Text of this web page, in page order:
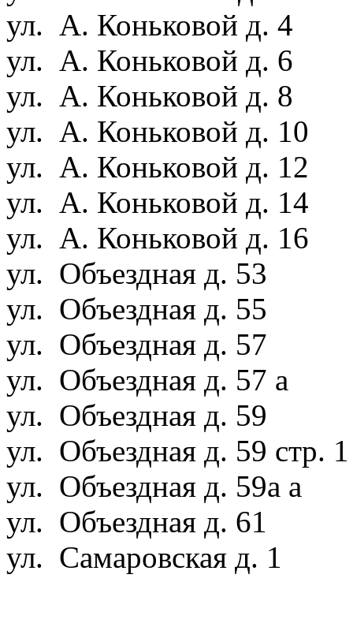
ул. А. Коньковой д. 4
ул. А. Коньковой д. 6
ул. А. Коньковой д. 8
ул. А. Коньковой д. 10
ул. А. Коньковой д. 12
ул. А. Коньковой д. 14
ул. А. Коньковой д. 16
ул. Объездная д. 53
ул. Объездная д. 55
ул. Объездная д. 57
ул. Объездная д. 57 а
ул. Объездная д. 59
ул. Объездная д. 59 стр.
ул. Объездная д. 59а а
ул. Объездная д. 61
ул. Самаровская д. 1